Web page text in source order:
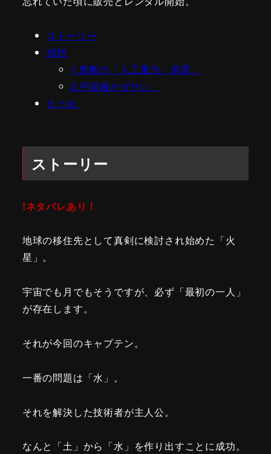
ストーリー
感想
1.禁断の「人工重力」装置。
2.宇宙服がダサい。
まとめ
ストーリー
!ネタバレあり！
地球の移住先として真剣に検討され始めた「火
星」。
宇宙でも月でもそうですが、必ず「最初の一人」
が存在します。
それが今回のキャプテン。
一番の問題は「水」。
それを解決した技術者が主人公。
なんと「土」から「水」を作り出すことに成功。